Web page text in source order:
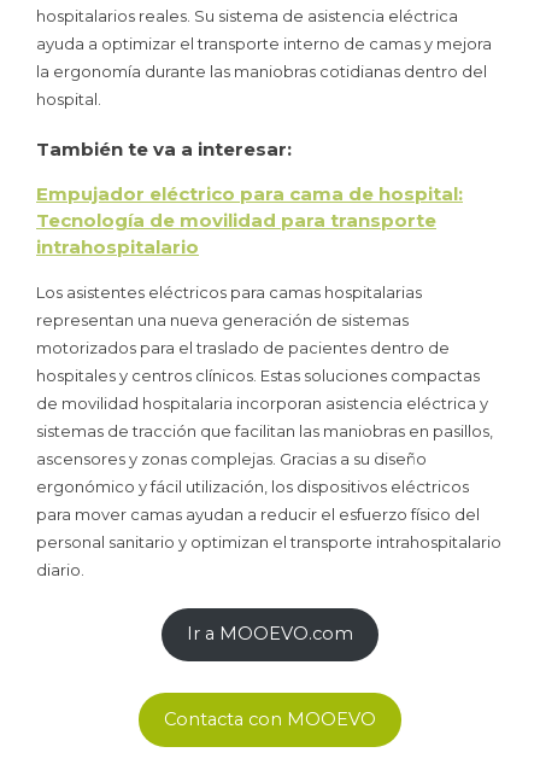
hospitalarios reales. Su sistema de asistencia eléctrica
ayuda a optimizar el transporte interno de camas y mejora
la ergonomía durante las maniobras cotidianas dentro del
hospital.
También te va a interesar:
Empujador eléctrico para cama de hospital:
Tecnología de movilidad para transporte
intrahospitalario
Los asistentes eléctricos para camas hospitalarias
representan una nueva generación de sistemas
motorizados para el traslado de pacientes dentro de
hospitales y centros clínicos. Estas soluciones compactas
de movilidad hospitalaria incorporan asistencia eléctrica y
sistemas de tracción que facilitan las maniobras en pasillos,
ascensores y zonas complejas. Gracias a su diseño
ergonómico y fácil utilización, los dispositivos eléctricos
para mover camas ayudan a reducir el esfuerzo físico del
personal sanitario y optimizan el transporte intrahospitalario
diario.
Ir a MOOEVO.com
Contacta con MOOEVO